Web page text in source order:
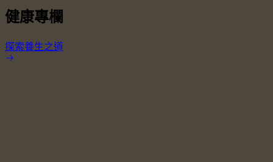
健康專欄
探索養生之道